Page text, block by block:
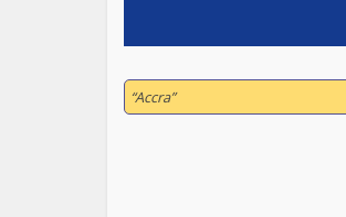
“Accra”